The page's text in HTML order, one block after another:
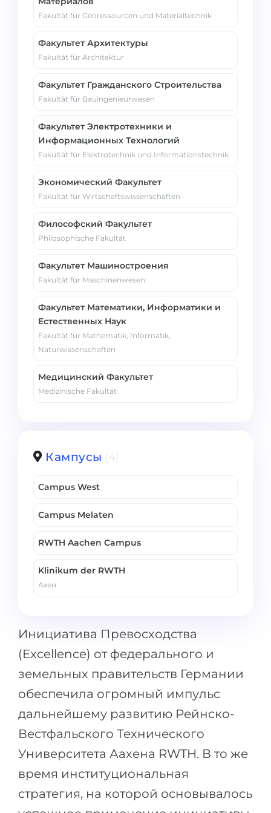
КОНСУЛЬТАЦИЯ!
Беларусь
Другая страна
ЗАПИСАТЬСЯ НА КОНСУЛЬТАЦИЮ
Fakultät für Georessourcen und Materialtechnik
Факультет Архитектуры
Fakultät für Architektur
Факультет Гражданского Строительства
Fakultät für Bauingenieurwesen
Факультет Электротехники и
Информационных Технологий
Fakultät für Elektrotechnik und Informationstechnik
Экономический Факультет
Fakultät für Wirtschaftswissenschaften
Философский Факультет
Philosophische Fakultät
Факультет Машиностроения
Fakultät für Maschinenwesen
Факультет Математики, Информатики и
Естественных Наук
Fakultät für Mathematik, Informatik,
Naturwissenschaften
Медицинский Факультет
Medizinische Fakultät
Кампусы (4)
Campus West
Campus Melaten
RWTH Aachen Campus
Klinikum der RWTH
Ахен
Инициатива Превосходства
(Excellence) от федерального и
земельных правительств Германии
обеспечила огромный импульс
дальнейшему развитию Рейнско-
Вестфальского Технического
Университета Аахена RWTH. В то же
время институциональная
стратегия, на которой основывалось